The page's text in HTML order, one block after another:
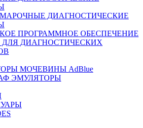
ДИАГНОСТИЧЕСКИЕ
ПРОГРАММНОЕ ОБЕСПЕЧЕНИЕ
ДЛЯ ДИАГНОСТИЧЕСКИХ
МОЧЕВИНЫ АdBlue
ЭМУЛЯТОРЫ